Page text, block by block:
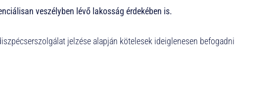
veszélyben lévő lakosság érdekében is.
jelzése alapján kötelesek ideiglenesen befogadni